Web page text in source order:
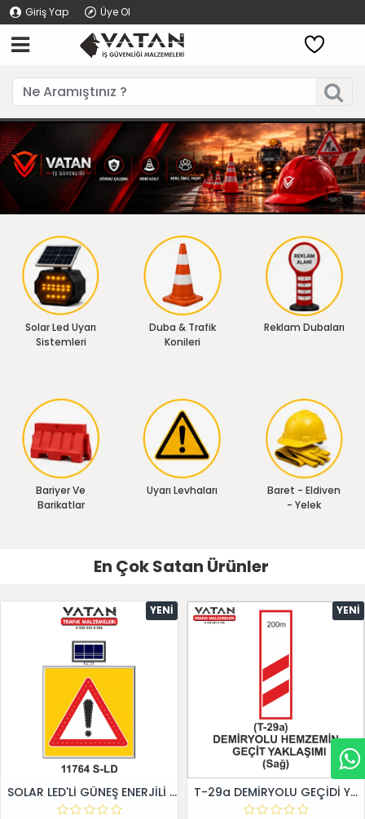
Giriş Yap Üye Ol
Solar Led Uyarı
Sistemleri
Duba & Trafik
Konileri
Reklam Dubaları
Bariyer Ve
Barikatlar
Uyarı Levhaları
Baret - Eldiven
- Yelek
En Çok Satan Ürünler
YENI
SOLAR LED'Lİ GÜNEŞ ENERJİLİ LEVHA
YENI
T-29a DEMİRYOLU GEÇİDİ YAKLAŞIM LEVHALARI (Sağ)